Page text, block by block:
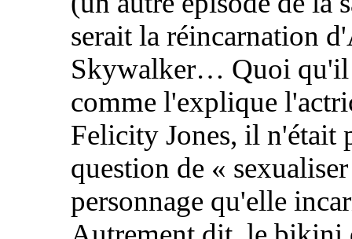
serait la réincarnation
Skywalker… Quoi qu'il
comme l'explique
Felicity Jones, il n'était
question de « sexualiser
personnage qu'elle